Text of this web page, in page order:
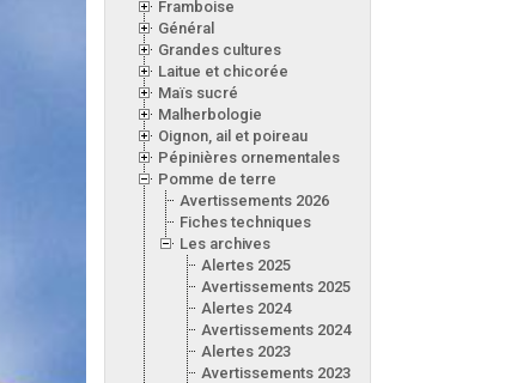
Framboise
Général
Grandes cultures
Laitue et chicorée
Maïs sucré
Malherbologie
Oignon, ail et poireau
Pépinières ornementales
Pomme de terre
Avertissements 2026
Fiches techniques
Les archives
Alertes 2025
Avertissements 2025
Alertes 2024
Avertissements 2024
Alertes 2023
Avertissements 2023